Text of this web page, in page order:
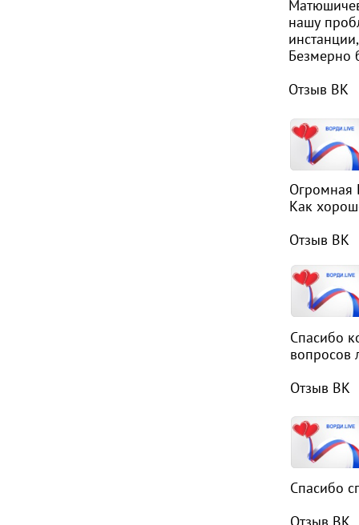
нашу
Безмерно
Отзыв ВК
Огромная
Как
Отзыв ВК
Спасибо
вопросов
Отзыв ВК
Спасибо